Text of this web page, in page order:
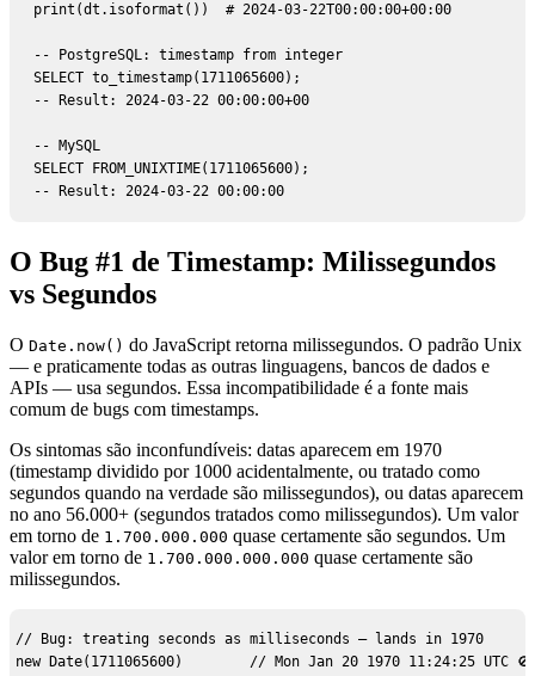
print(dt.isoformat())  # 2024-03-22T00:00:00+00:00
-- PostgreSQL: timestamp from integer
SELECT to_timestamp(1711065600);
-- Result: 2024-03-22 00:00:00+00
-- MySQL
SELECT FROM_UNIXTIME(1711065600);
-- Result: 2024-03-22 00:00:00
O Bug #1 de Timestamp: Milissegundos
vs Segundos
O Date.now() do JavaScript retorna milissegundos. O padrão Unix
— e praticamente todas as outras linguagens, bancos de dados e
APIs — usa segundos. Essa incompatibilidade é a fonte mais
comum de bugs com timestamps.
Os sintomas são inconfundíveis: datas aparecem em 1970
(timestamp dividido por 1000 acidentalmente, ou tratado como
segundos quando na verdade são milissegundos), ou datas aparecem
no ano 56.000+ (segundos tratados como milissegundos). Um valor
em torno de 1.700.000.000 quase certamente são segundos. Um
valor em torno de 1.700.000.000.000 quase certamente são
milissegundos.
// Bug: treating seconds as milliseconds — lands in 1970
new Date(1711065600)        // Mon Jan 20 1970 11:24:25 UTC 🚫